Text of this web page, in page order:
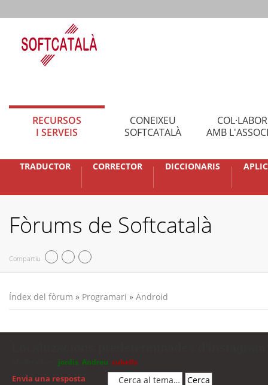
RECURSOS
I SERVEIS
CONEIXEU
SOFTCATALÀ
AMB
TRADUCTOR CORRECTOR DICCIONARIS
Fòrums de Softcatalà
Compartiu
Índex del fòrum » Programari » Android
jordis Andreu cubells
Envia una resposta